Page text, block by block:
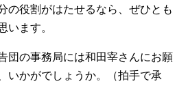
の役割がはたせるなら、ぜひとも
います。
団の事務局には和田宰さんにお願
いかがでしょうか。（拍手で承